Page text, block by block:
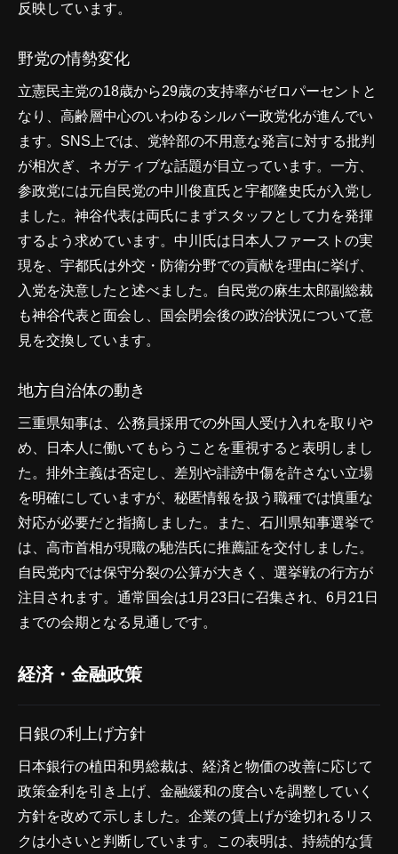
反映しています。
野党の情勢変化
立憲民主党の18歳から29歳の支持率がゼロパーセントと
なり、高齢層中心のいわゆるシルバー政党化が進んでい
ます。SNS上では、党幹部の不用意な発言に対する批判
が相次ぎ、ネガティブな話題が目立っています。一方、
参政党には元自民党の中川俊直氏と宇都隆史氏が入党し
ました。神谷代表は両氏にまずスタッフとして力を発揮
するよう求めています。中川氏は日本人ファーストの実
現を、宇都氏は外交・防衛分野での貢献を理由に挙げ、
入党を決意したと述べました。自民党の麻生太郎副総裁
も神谷代表と面会し、国会閉会後の政治状況について意
見を交換しています。
地方自治体の動き
三重県知事は、公務員採用での外国人受け入れを取りや
め、日本人に働いてもらうことを重視すると表明しまし
た。排外主義は否定し、差別や誹謗中傷を許さない立場
を明確にしていますが、秘匿情報を扱う職種では慎重な
対応が必要だと指摘しました。また、石川県知事選挙で
は、高市首相が現職の馳浩氏に推薦証を交付しました。
自民党内では保守分裂の公算が大きく、選挙戦の行方が
注目されます。通常国会は1月23日に召集され、6月21日
までの会期となる見通しです。
経済・金融政策
日銀の利上げ方針
日本銀行の植田和男総裁は、経済と物価の改善に応じて
政策金利を引き上げ、金融緩和の度合いを調整していく
方針を改めて示しました。企業の賃上げが途切れるリス
クは小さいと判断しています。この表明は、持続的な賃